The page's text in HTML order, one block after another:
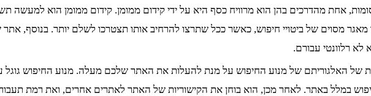
אחת מהדרכים בהן הוא מרוויח כסף היא על ידי קידום ממומן. קידום ממומן הוא למעשה
מסוים של ביטויי חיפוש, כאשר ככל שתרצו להרחיב אותו תצטרכו לשלם יותר. בנוסף, אתר
רלוונטי עבורם.
של האלגוריתם של מנוע החיפוש על מנת להעלות את האתר שלכם מעלה. מנוע החיפוש
במלל באתר. לאחר מכן, הוא בוחן את הקישוריות של האתר לאתרים אחרים, ואת רמת